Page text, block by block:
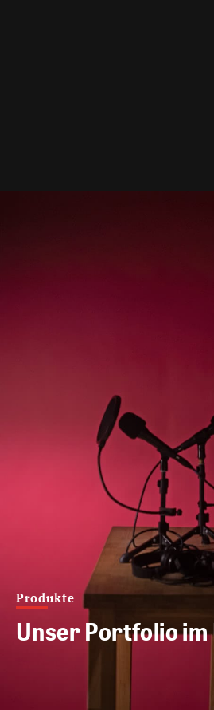
Produkte
Unser Portfolio